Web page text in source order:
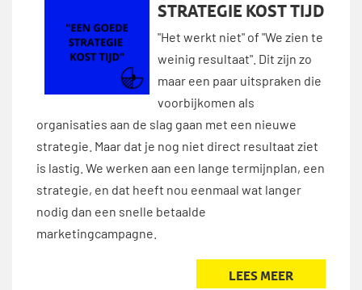
STRATEGIE KOST TIJD
"Het werkt niet" of "We zien te
weinig resultaat". Dit zijn zo
maar een paar uitspraken die
voorbijkomen als
organisaties aan de slag gaan met een nieuwe
strategie. Maar dat je nog niet direct resultaat ziet
is lastig. We werken aan een lange termijnplan, een
strategie, en dat heeft nou eenmaal wat langer
nodig dan een snelle betaalde
marketingcampagne.
LEES MEER